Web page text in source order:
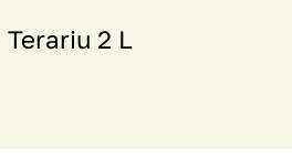
2 L